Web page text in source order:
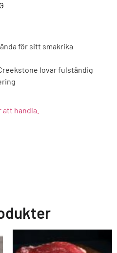
för sitt smakrika
lovar fulständig
handla.